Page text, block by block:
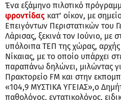
Ένα εξάμηνο πιλοτικό
φροντίδας κατ’ οίκον, με
Επειγόντων Περιστατικών του
Λάρισας, ξεκινά τον Ιούνιο, με
υπόλοιπα ΤΕΠ της χώρας,
Νίκαιας, με το οποίο υπάρχει
παραπάνω δηλώνει, μιλώντας
Πρακτορείο FM και στην
«104,9 ΜΥΣΤΙΚΑ ΥΓΕΙΑΣ»,ο
παθολόγος, εντατικολόγος,